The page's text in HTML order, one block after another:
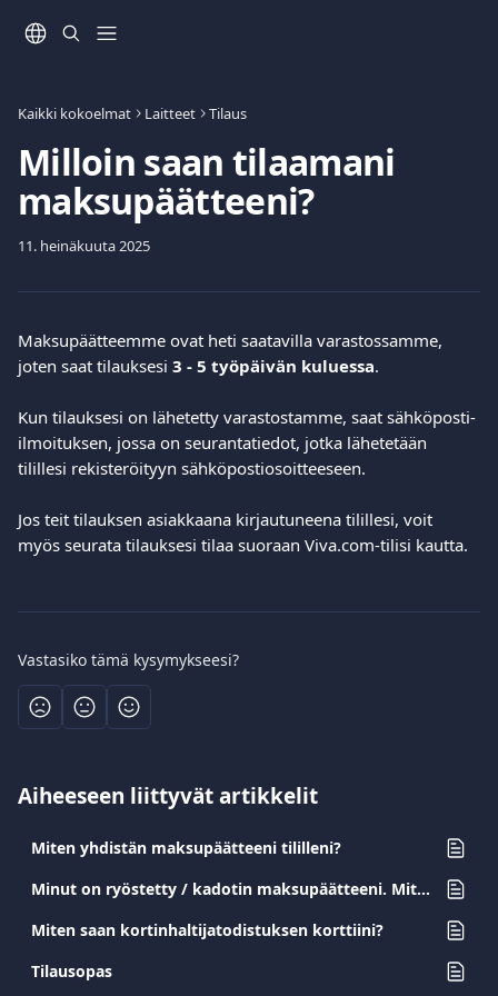
Kaikki kokoelmat Laitteet Tilaus
Milloin saan tilaamani
maksupäätteeni?
11. heinäkuuta 2025
Maksupäätteemme ovat heti saatavilla varastossamme,
joten saat tilauksesi 3 - 5 työpäivän kuluessa.
Kun tilauksesi on lähetetty varastostamme, saat sähköposti-
ilmoituksen, jossa on seurantatiedot, jotka lähetetään
tilillesi rekisteröityyn sähköpostiosoitteeseen.
Jos teit tilauksen asiakkaana kirjautuneena tilillesi, voit
myös seurata tilauksesi tilaa suoraan Viva.com-tilisi kautta.
Vastasiko tämä kysymykseesi?
Aiheeseen liittyvät artikkelit
Miten yhdistän maksupäätteeni tililleni?
Minut on ryöstetty / kadotin maksupäätteeni. Mitä minun pitäisi tehdä?
Miten saan kortinhaltijatodistuksen korttiini?
Tilausopas